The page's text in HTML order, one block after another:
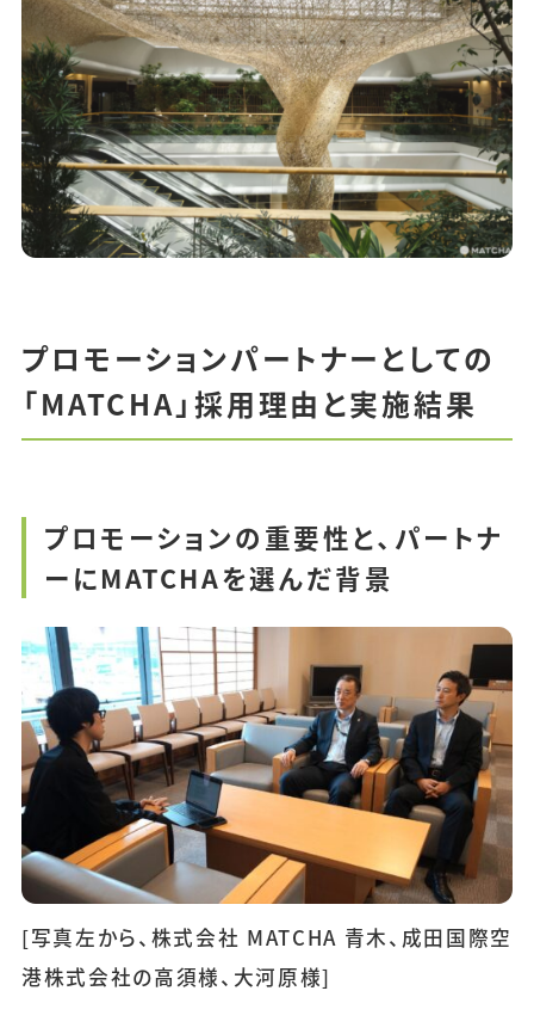
プロモーションパートナーとしての
「MATCHA」採用理由と実施結果
プロモーションの重要性と、パートナ
ーにMATCHAを選んだ背景
[写真左から、株式会社 MATCHA 青木、成田国際空
港株式会社の高須様、大河原様]